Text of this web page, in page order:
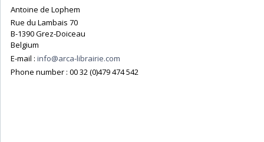
Antoine de Lophem
Rue du Lambais 70
B-1390 Grez-Doiceau
Belgium
E-mail : info@arca-librairie.com
Phone number : 00 32 (0)479 474 542